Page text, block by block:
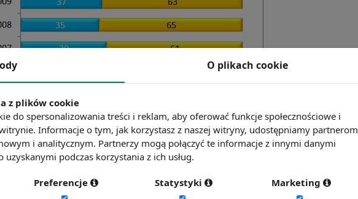
O plikach cookie
z plików cookie
do spersonalizowania treści i reklam, aby oferować funkcje społecznościowe i
Informacje o tym, jak korzystasz z naszej witryny, udostępniamy partnerom
i analitycznym. Partnerzy mogą połączyć te informacje z innymi danymi
podczas korzystania z ich usług.
Preferencje Statystyki Marketing